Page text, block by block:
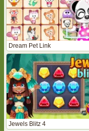
Dream Pet Link
Jewels Blitz 4